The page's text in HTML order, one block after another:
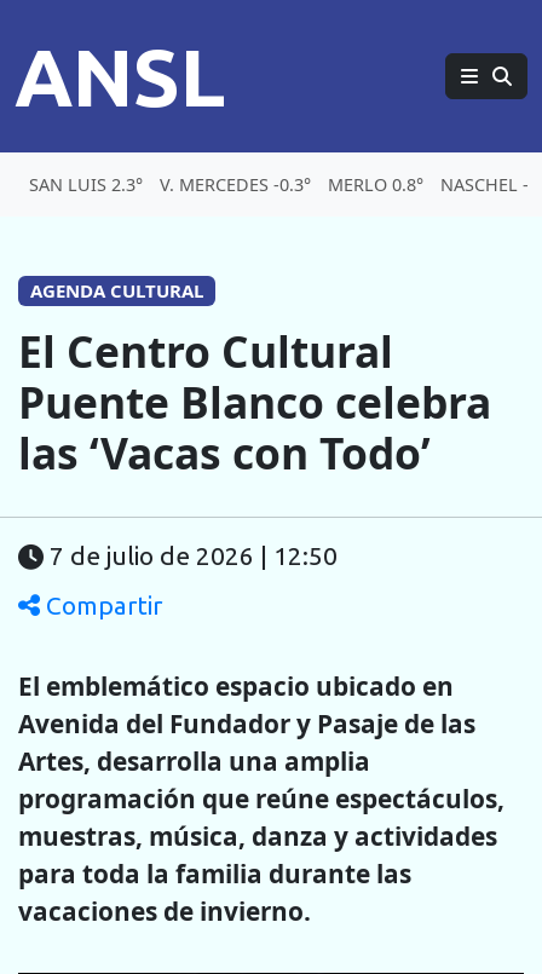
ANSL
SAN LUIS 2.3° V. MERCEDES -0.3° MERLO 0.8° NASCHEL -
AGENDA CULTURAL
El Centro Cultural
Puente Blanco celebra
las ‘Vacas con Todo’
7 de julio de 2026 | 12:50
Compartir
El emblemático espacio ubicado en
Avenida del Fundador y Pasaje de las
Artes, desarrolla una amplia
programación que reúne espectáculos,
muestras, música, danza y actividades
para toda la familia durante las
vacaciones de invierno.